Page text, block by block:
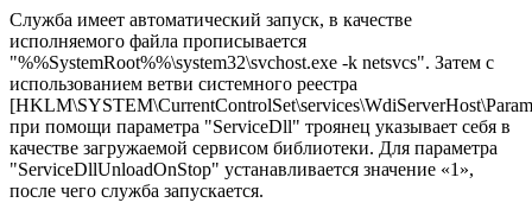
Служба имеет автоматический запуск, в качестве
исполняемого файла прописывается
"%%SystemRoot%%\system32\svchost.exe -k netsvcs". Затем с
использованием ветви системного реестра
при помощи параметра "ServiceDll" троянец указывает себя в
качестве загружаемой сервисом библиотеки. Для параметра
"ServiceDllUnloadOnStop" устанавливается значение «1»,
после чего служба запускается.